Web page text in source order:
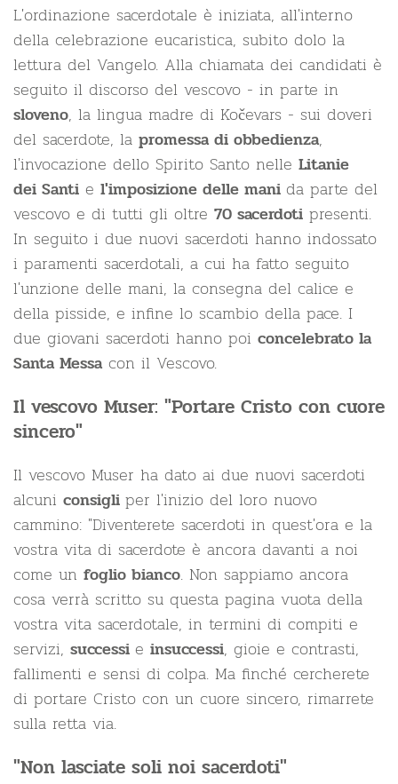
L'ordinazione sacerdotale è iniziata, all'interno
della celebrazione eucaristica, subito dolo la
lettura del Vangelo. Alla chiamata dei candidati è
seguito il discorso del vescovo - in parte in
sloveno, la lingua madre di Kočevars - sui doveri
del sacerdote, la promessa di obbedienza,
l'invocazione dello Spirito Santo nelle Litanie
dei Santi e l'imposizione delle mani da parte del
vescovo e di tutti gli oltre 70 sacerdoti presenti.
In seguito i due nuovi sacerdoti hanno indossato
i paramenti sacerdotali, a cui ha fatto seguito
l'unzione delle mani, la consegna del calice e
della pisside, e infine lo scambio della pace. I
due giovani sacerdoti hanno poi concelebrato la
Santa Messa con il Vescovo.
Il vescovo Muser: "Portare Cristo con cuore
sincero"
Il vescovo Muser ha dato ai due nuovi sacerdoti
alcuni consigli per l'inizio del loro nuovo
cammino: "Diventerete sacerdoti in quest'ora e la
vostra vita di sacerdote è ancora davanti a noi
come un foglio bianco. Non sappiamo ancora
cosa verrà scritto su questa pagina vuota della
vostra vita sacerdotale, in termini di compiti e
servizi, successi e insuccessi, gioie e contrasti,
fallimenti e sensi di colpa. Ma finché cercherete
di portare Cristo con un cuore sincero, rimarrete
sulla retta via.
"Non lasciate soli noi sacerdoti"